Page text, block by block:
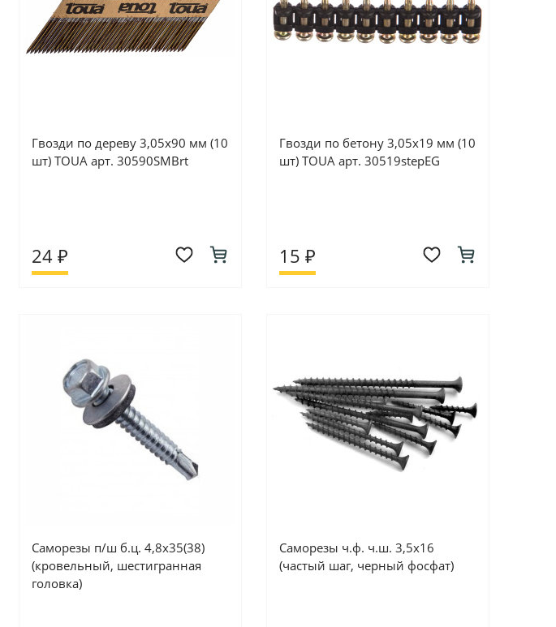
Гвозди по дереву 3,05х90 мм (10
шт) TOUA арт. 30590SMBrt
24 ₽
Гвозди по бетону 3,05х19 мм (10
шт) TOUA арт. 30519stepEG
15 ₽
Саморезы п/ш б.ц. 4,8х35(38)
(кровельный, шестигранная
головка)
Саморезы ч.ф. ч.ш. 3,5х16
(частый шаг, черный фосфат)